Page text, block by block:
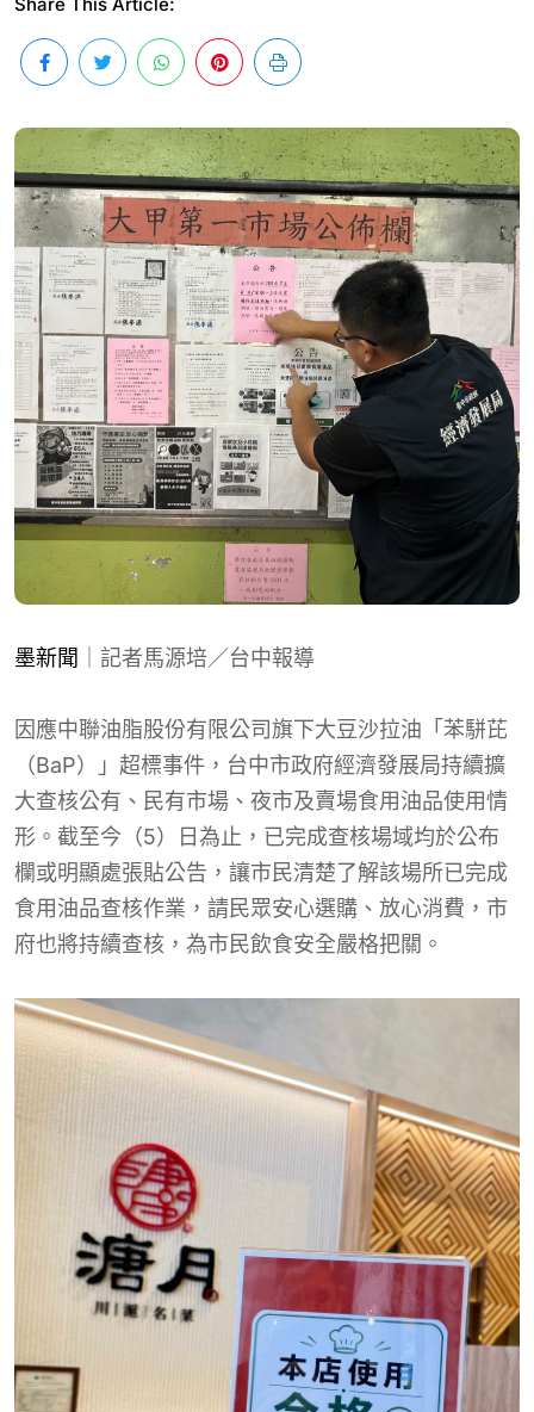
墨新聞 ｜記者馬源培／台中報導
因應中聯油脂股份有限公司旗下大豆沙拉油「苯駢芘
（BaP）」超標事件，台中市政府經濟發展局持續擴
大查核公有、民有市場、夜市及賣場食用油品使用情
形。截至今（5）日為止，已完成查核場域均於公布
欄或明顯處張貼公告，讓市民清楚了解該場所已完成
食用油品查核作業，請民眾安心選購、放心消費，市
府也將持續查核，為市民飲食安全嚴格把關。